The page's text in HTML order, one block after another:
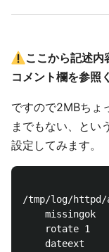
ここから記述
コメント欄を参照
ですので2MBちょ
までもない、とい
設定してみます。
/tmp/log/httpd/
    missingok
    rotate 1
    dateext